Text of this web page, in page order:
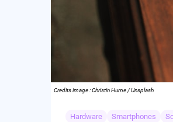
Credits image : Christin Hume / Unsplash
Hardware Smartphones